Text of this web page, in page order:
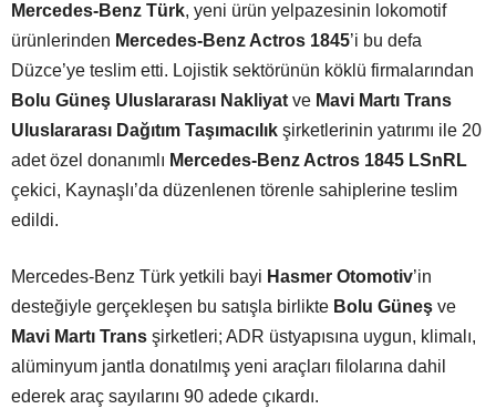
Mercedes-Benz Türk, yeni ürün yelpazesinin lokomotif
ürünlerinden Mercedes-Benz Actros 1845’i bu defa
Düzce’ye teslim etti. Lojistik sektörünün köklü firmalarından
Bolu Güneş Uluslararası Nakliyat ve Mavi Martı Trans
Uluslararası Dağıtım Taşımacı ık şirketlerinin yatırımı ile 20
adet özel donanımlı Mercedes-Benz Actros 1845 LSnRL
çekici, Kaynaşlı’da düzenlenen törenle sahiplerine teslim
edildi.
Mercedes-Benz Türk yetkili bayi Hasmer Otomotiv’in
desteğiyle gerçekleşen bu satışla birlikte Bolu Güneş ve
Mavi Martı Trans şirketleri; ADR üstyapısına uygun, klimalı,
alüminyum jantla donatılmış yeni araçları filolarına dahil
ederek araç sayılarını 90 adede çıkardı.